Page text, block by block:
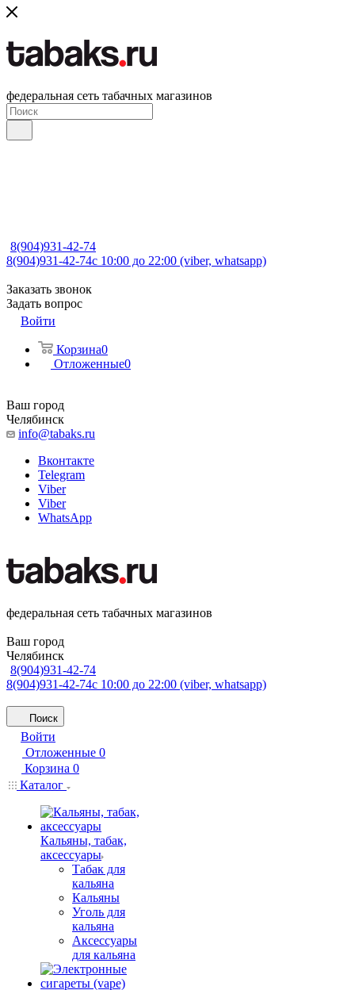
федеральная сеть табачных магазинов
8(904)931-42-74
8(904)931-42-74с 10:00 до 22:00 (viber, whatsapp)
Заказать звонок
Задать вопрос
Войти
Корзина0
Отложенные0
Ваш город
Челябинск
info@tabaks.ru
Вконтакте
Telegram
Viber
Viber
WhatsApp
федеральная сеть табачных магазинов
Ваш город
Челябинск
8(904)931-42-74
8(904)931-42-74с 10:00 до 22:00 (viber, whatsapp)
Поиск
Войти
Отложенные 0
Корзина 0
Каталог
Кальяны, табак,
аксессуары
Табак для
кальяна
Кальяны
Уголь для
кальяна
Аксессуары
для кальяна